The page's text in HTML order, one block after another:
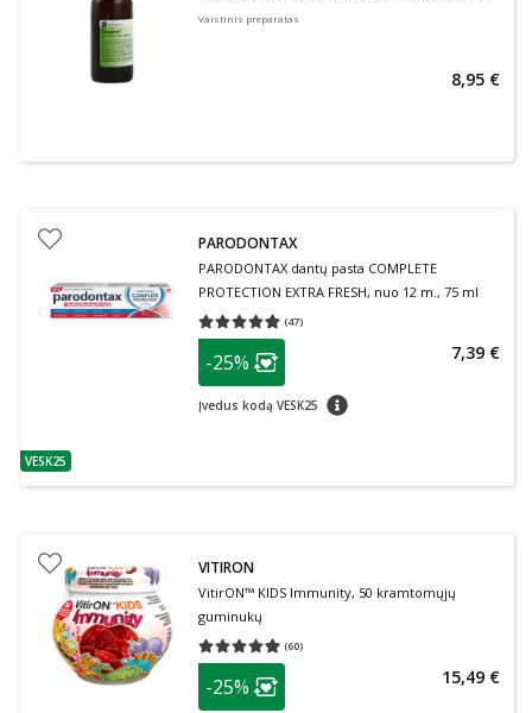
Vaistinis preparatas
8,95 €
patarimas
VESK25
PARODONTAX
PARODONTAX dantų pasta COMPLETE
PROTECTION EXTRA FRESH, nuo 12 m., 75 ml
(47)
Vidutinis įvertinimas 4.79
patarimas
Lojalumo klubo narių nuolaida
-25%
Įvedus kodą VESK25 patarimas
7,39 €
VITIRON
VitirON™ KIDS Immunity, 50 kramtomųjų
guminukų
(60)
Vidutinis įvertinimas 4.98
patarimas
Lojalumo klubo narių nuolaida
-25% 15,49 €